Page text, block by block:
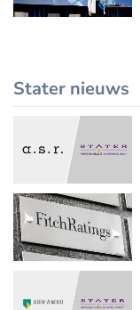
Stater nieuws